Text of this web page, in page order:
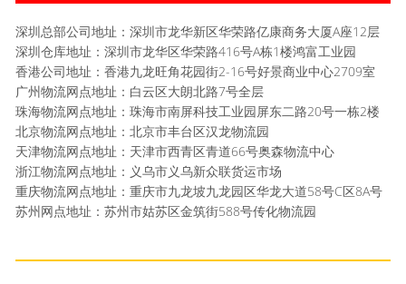
深圳总部公司地址：深圳市龙华新区华荣路亿康商务大厦A座12层
深圳仓库地址：深圳市龙华区华荣路416号A栋1楼鸿富工业园
香港公司地址：香港九龙旺角花园街2-16号好景商业中心2709室
广州物流网点地址：白云区大朗北路7号全层
珠海物流网点地址：珠海市南屏科技工业园屏东二路20号一栋2楼
北京物流网点地址：北京市丰台区汉龙物流园
天津物流网点地址：天津市西青区青道66号奥森物流中心
浙江物流网点地址：义乌市义乌新众联货运市场
重庆物流网点地址：重庆市九龙坡九龙园区华龙大道58号C区8A号
苏州网点地址：苏州市姑苏区金筑街588号传化物流园